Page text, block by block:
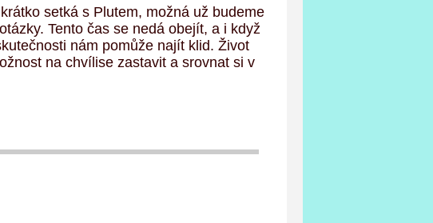
setká s Plutem, možná už budeme
Tento čas se nedá obejít, a i když
nám pomůže najít klid. Život
na chvílise zastavit a srovnat si v